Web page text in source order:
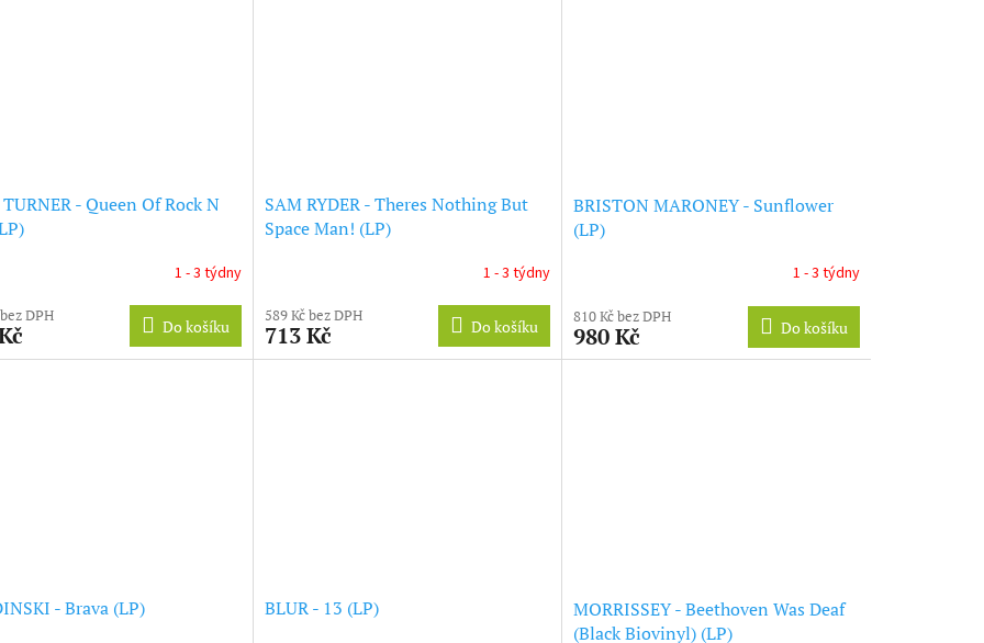
- Queen Of Rock N
1 - 3 týdny
DPH
Do košíku
SAM RYDER - Theres Nothing But
Space Man! (LP)
1 - 3 týdny
589 Kč bez DPH
713 Kč Do košíku
BRISTON MARONEY - Sunflower
(LP)
1 - 3 týdny
810 Kč bez DPH
980 Kč Do košíku
- Brava (LP) BLUR - 13 (LP)
MORRISSEY - Beethoven Was Deaf
(Black Biovinyl) (LP)